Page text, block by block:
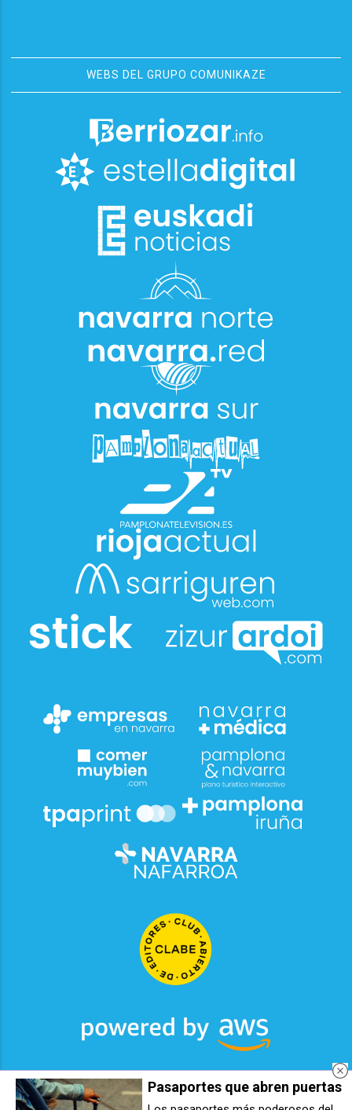
WEBS DEL GRUPO COMUNIKAZE
Pasaportes que abren puertas